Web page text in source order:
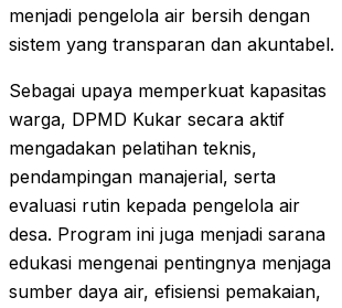
menjadi pengelola air bersih dengan
sistem yang transparan dan akuntabel.
Sebagai upaya memperkuat kapasitas
warga, DPMD Kukar secara aktif
mengadakan pelatihan teknis,
pendampingan manajerial, serta
evaluasi rutin kepada pengelola air
desa. Program ini juga menjadi sarana
edukasi mengenai pentingnya menjaga
sumber daya air, efisiensi pemakaian,